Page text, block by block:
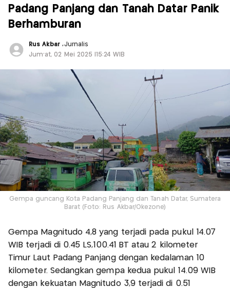
Padang Panjang dan Tanah Datar Panik
Berhamburan
Rus Akbar,Jurnalis
Jum'at, 02 Mei 2025 |15:24 WIB
Gempa guncang Kota Padang Panjang dan Tanah Datar, Sumatera
Barat (Foto: Rus Akbar/Okezone)
Gempa Magnitudo 4,8 yang terjadi pada pukul 14.07
WIB terjadi di 0.45 LS,100.41 BT atau 2 kilometer
Timur Laut Padang Panjang dengan kedalaman 10
kilometer. Sedangkan gempa kedua pukul 14.09 WIB
dengan kekuatan Magnitudo 3,9 terjadi di 0.51